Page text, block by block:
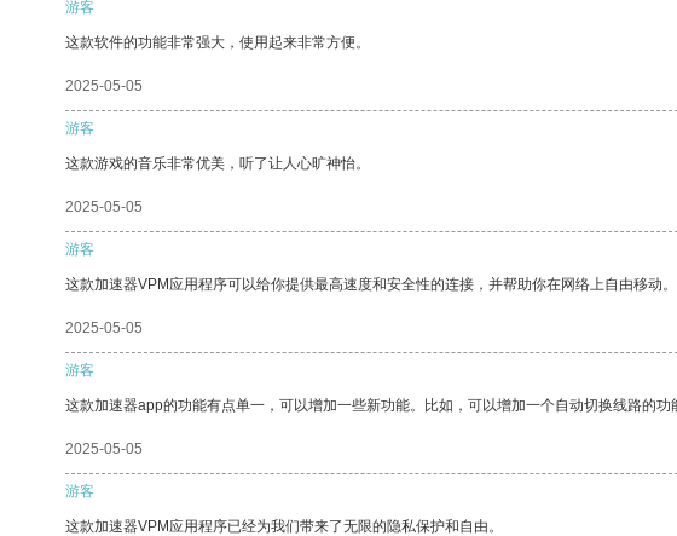
游客
这款软件的功能非常强大，使用起来非常方便。
2025-05-05
游客
这款游戏的音乐非常优美，听了让人心旷神怡。
2025-05-05
游客
这款加速器VPM应用程序可以给你提供最高速度和安全性的连接，并帮助你在网络上自由移动。
2025-05-05
游客
这款加速器app的功能有点单一，可以增加一些新功能。比如，可以增加一个自动切换线路的
2025-05-05
游客
这款加速器VPM应用程序已经为我们带来了无限的隐私保护和自由。